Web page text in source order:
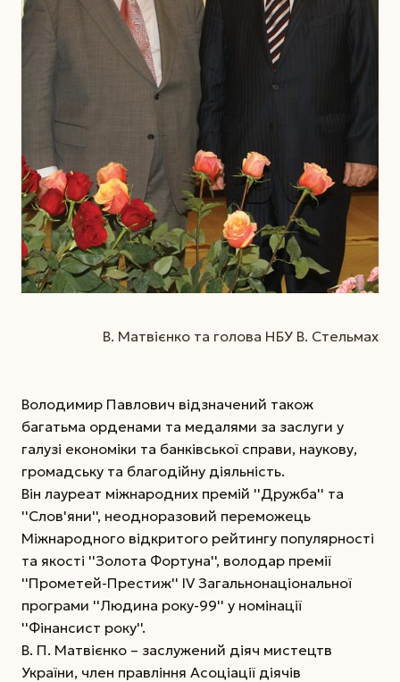
В. Матвієнко та голова НБУ В. Стельмах
Володимир Павлович відзначений також
багатьма орденами та медалями за заслуги у
галузі економіки та банківської справи, наукову,
громадську та благодійну діяльність.
Він лауреат міжнародних премій ''Дружба'' та
''Слов'яни'', неодноразовий переможець
Міжнародного відкритого рейтингу популярності
та якості ''Золота Фортуна'', володар премії
''Прометей-Престиж'' ІV Загальнонаціональної
програми ''Людина року-99'' у номінації
''Фінансист року''.
В. П. Матвієнко – заслужений діяч мистецтв
України, член правління Асоціації діячів